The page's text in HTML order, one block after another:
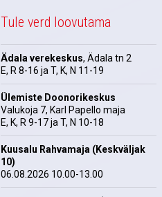
Tule verd loovutama
Ädala verekeskus, Ädala tn 2
E, R 8-16 ja T, K, N 11-19
Ülemiste Doonorikeskus
Valukoja 7, Karl Papello maja
E, K, R 9-17 ja T, N 10-18
Kuusalu Rahvamaja (Keskväljak
10)
06.08.2026 10.00-13.00